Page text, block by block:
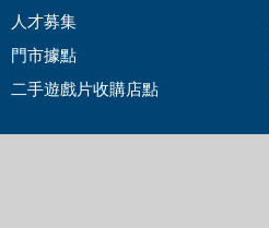
人才募集
門市據點
二手遊戲片收購店點